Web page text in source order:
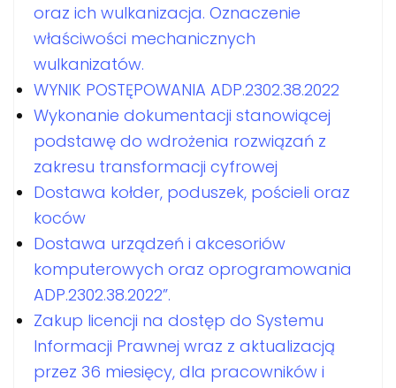
oraz ich wulkanizacja. Oznaczenie
właściwości mechanicznych
wulkanizatów.
WYNIK POSTĘPOWANIA ADP.2302.38.2022
Wykonanie dokumentacji stanowiącej
podstawę do wdrożenia rozwiązań z
zakresu transformacji cyfrowej
Dostawa kołder, poduszek, pościeli oraz
koców
Dostawa urządzeń i akcesoriów
komputerowych oraz oprogramowania
ADP.2302.38.2022”.
Zakup licencji na dostęp do Systemu
Informacji Prawnej wraz z aktualizacją
przez 36 miesięcy, dla pracowników i